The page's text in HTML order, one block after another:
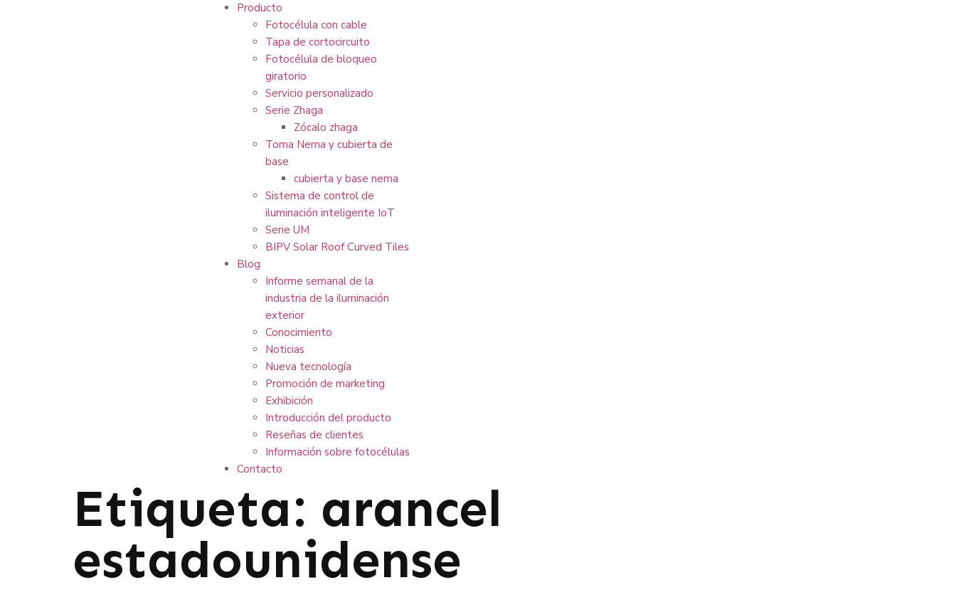
Producto
Fotocélula con cable
Tapa de cortocircuito
Fotocélula de bloqueo
giratorio
Servicio personalizado
Serie Zhaga
Zócalo zhaga
Toma Nema y cubierta de
base
cubierta y base nema
Sistema de control de
iluminación inteligente IoT
Serie UM
BIPV Solar Roof Curved Tiles
Blog
Informe semanal de la
industria de la iluminación
exterior
Conocimiento
Noticias
Nueva tecnología
Promoción de marketing
Exhibición
Introducción del producto
Reseñas de clientes
Información sobre fotocélulas
Contacto
Etiqueta: arancel
estadounidense